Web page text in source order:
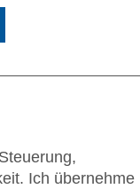
Ich übernehme